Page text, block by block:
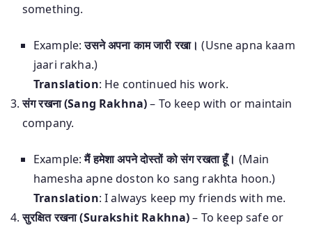
something.
Example:उसने अपना काम जारी रखा। (Usne apna kaam
jaari rakha.)
Translation: He continued his work.
संग रखना (Sang Rakhna)– To keep with or maintain
company.
Example:मैं हमेशा अपने दोस्तों को संग रखता हूँ। (Main
hamesha apne doston ko sang rakhta hoon.)
Translation: I always keep my friends with me.
सुरक्षित रखना (Surakshit Rakhna)– To keep safe or